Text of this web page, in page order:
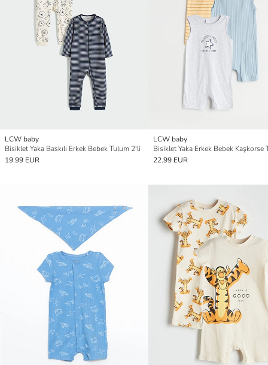
LCW baby
Bisiklet Yaka Baskılı Erkek Bebek Tulum 2'li
19.99 EUR
LCW baby
22.99 EUR